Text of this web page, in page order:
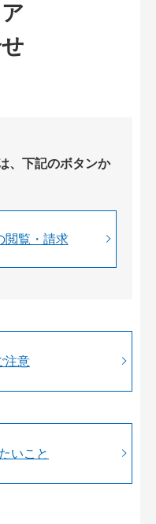
、下記のボタンか
閲覧・請求
注意
いこと